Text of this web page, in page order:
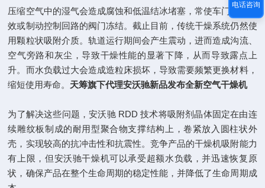
压缩空气中的湿气会造成腐蚀和低温结冰堵塞，常使车门系统失
效或制动控制回路的阀门冻结。截止目前，传统干燥系统仍然使
用颗粒状吸附介质。轨道运行期间会产生震动，进而造成沟流、
空气旁路和灰尘，导致干燥性能的显著下降，从而导致露点上
升。而水负载过大会造成造粒床损坏，导致需要频繁更换材料，
缩短使用寿命。 天筹旗下代理安沃驰新品发布全新空气干燥机
为了解决这些问题，安沃驰 RDD 技术将吸附剂晶体固定在由连
续雕纹板制成的耐用型聚合物支撑结构上，卷紧放入圆柱状外
壳，实现较高的抗冲击性和抗震性。竞争产品的干燥机吸附能力
有上限，但安沃驰干燥机可以承受超额水负载，并迅速恢复原
状，确保产品在整个生命周期的稳定性能，并降低了生命周期成
电话咨询